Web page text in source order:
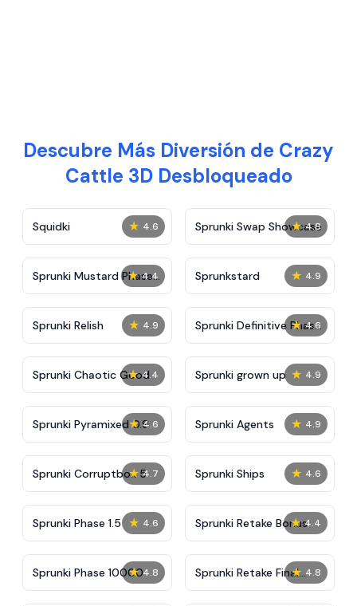
Descubre Más Diversión de Crazy
Cattle 3D Desbloqueado
★ 4.6
Squidki ★ 4.8
Sprunki Swap Showcase
★ 4.4
Sprunki Mustard Phase
2
★ 4.9
Sprunkstard
★ 4.9
Sprunki Relish ★ 4.6
Sprunki Definitive Phase
7
★ 4.4
Sprunki Chaotic Good ★ 4.9
Sprunki grown up
★ 4.6
Sprunki Pyramixed 0.9 ★ 4.9
Sprunki Agents
★ 4.7
Sprunki Corruptbox 5 ★ 4.6
Sprunki Ships
★ 4.6
Sprunki Phase 1.5 ★ 4.4
Sprunki Retake Bonus
★ 4.8
Sprunki Phase 10000 ★ 4.8
Sprunki Retake Final
Update